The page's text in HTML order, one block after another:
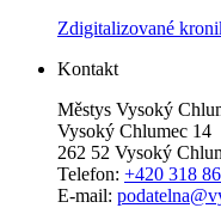
Zdigitalizované
Kontakt
Městys Vysoký
Vysoký Chlumec 14
262 52 Vysoký
Telefon: +420 318
E-mail: